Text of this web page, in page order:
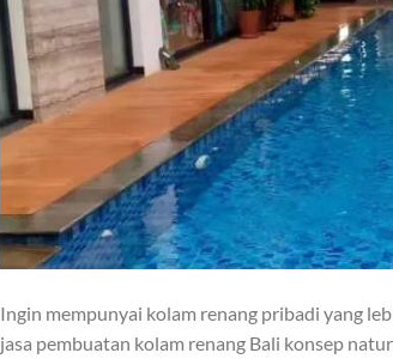
Ingin mempunyai kolam renang pribadi yang
jasa pembuatan kolam renang Bali konsep